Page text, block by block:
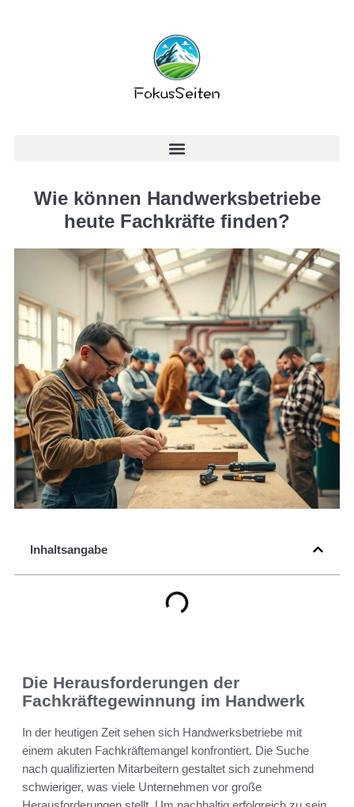
Wie können Handwerksbetriebe
heute Fachkräfte finden?
Inhaltsangabe
Die Herausforderungen der
Fachkräftegewinnung im Handwerk
In der heutigen Zeit sehen sich Handwerksbetriebe mit
einem akuten Fachkräftemangel konfrontiert. Die Suche
nach qualifizierten Mitarbeitern gestaltet sich zunehmend
schwieriger, was viele Unternehmen vor große